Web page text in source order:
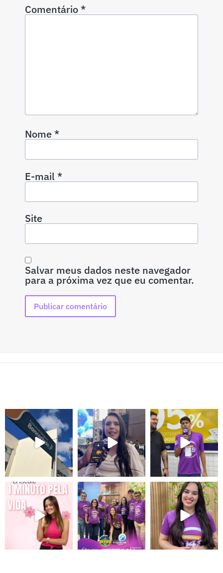
Comentário*
Nome*
E-mail*
Site
Salvar meus dados neste navegador
para a próxima vez que eu comentar.